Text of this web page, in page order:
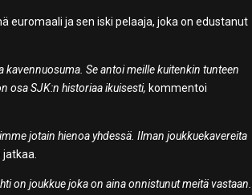
euromaali ja sen iski pelaaja, joka on edustanut
kavennuosuma. Se antoi meille kuitenkin tunteen
osa SJK:n historiaa ikuisesti, kommentoi
jotain hienoa yhdessä. Ilman joukkuekavereita
jatkaa.
on joukkue joka on aina onnistunut meitä vastaan.